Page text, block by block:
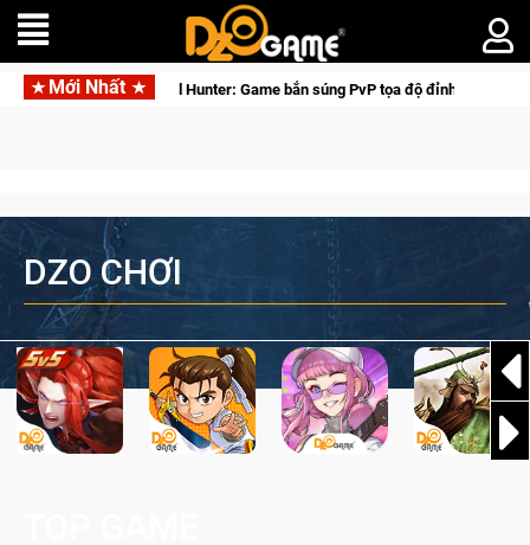
Mới Nhất
Medal Hunter: Game bắn súng PvP tọa độ đỉnh cao đưa bạn vào các chiến
DZO CHƠI